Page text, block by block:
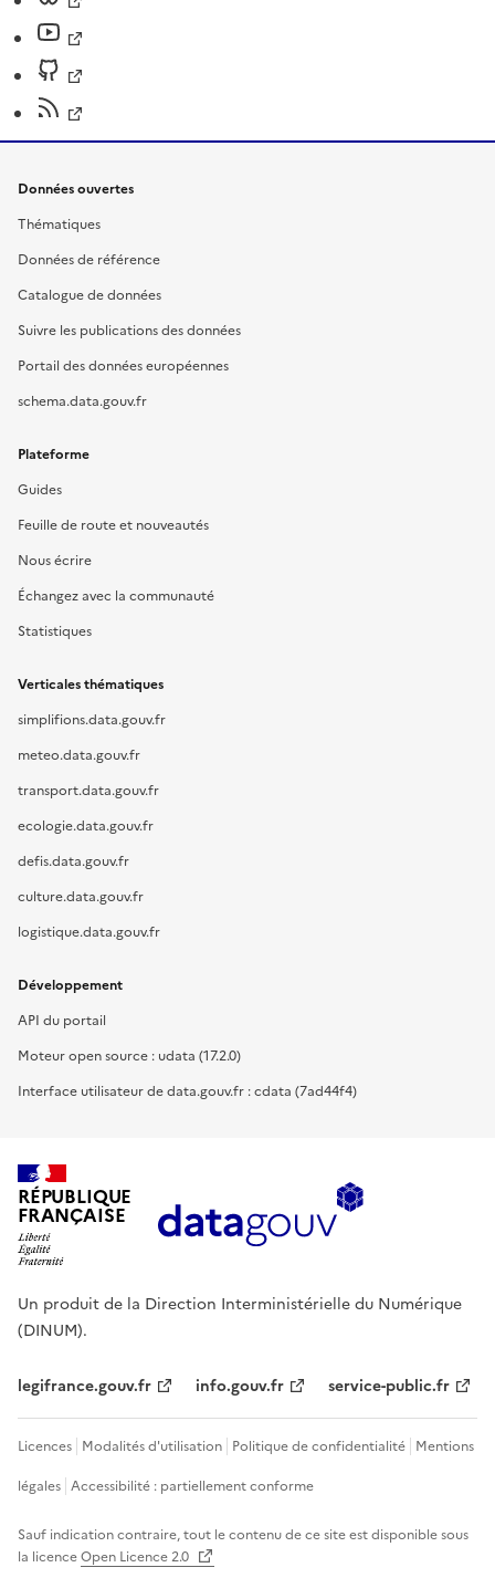
Données ouvertes
Thématiques
Données de référence
Catalogue de données
Suivre les publications des données
Portail des données européennes
schema.data.gouv.fr
Plateforme
Guides
Feuille de route et nouveautés
Nous écrire
Échangez avec la communauté
Statistiques
Verticales thématiques
simplifions.data.gouv.fr
meteo.data.gouv.fr
transport.data.gouv.fr
ecologie.data.gouv.fr
defis.data.gouv.fr
culture.data.gouv.fr
logistique.data.gouv.fr
Développement
API du portail
Moteur open source : udata (17.2.0)
Interface utilisateur de data.gouv.fr : cdata (7ad44f4)
RÉPUBLIQUE
FRANÇAISE
Un produit de la Direction Interministérielle du Numérique
(DINUM).
legifrance.gouv.fr info.gouv.fr service-public.fr
Licences Modalités d'utilisation Politique de confidentialité Mentions
légales Accessibilité : partiellement conforme
Sauf indication contraire, tout le contenu de ce site est disponible sous
la licenceOpen Licence 2.0